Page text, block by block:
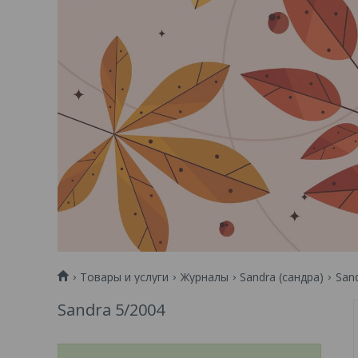
Товары и услуги Журналы Sandra (сандра)
Sandra 5/2004